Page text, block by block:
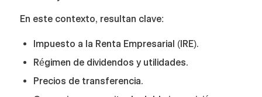
En este contexto, resultan clave:
Impuesto a la Renta Empresarial (IRE).
Régimen de dividendos y utilidades.
Precios de transferencia.